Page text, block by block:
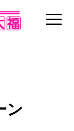
ン